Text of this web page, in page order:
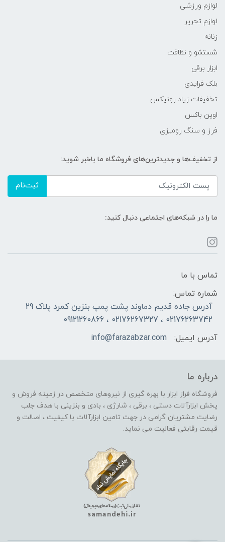
لوازم ورزشی
لوازم تحریر
زنانه
شستشو و نظافت
ابزار برقی
بلک فرایدی
تخفیفات زیاد رونیکس
اوپن باکس
فرز و سنگ رومیزی
از تخفیف‌ها و جدیدترین‌های فروشگاه ما باخبر شوید:
ثبت‌نام
ما را در شبکه‌های اجتماعی دنبال کنید:
تماس با ما
شماره تماس:
آدرس جاده قدیم دماوند پشت پمپ بنزین کمرد پلاک 29
02176263742 ، 02176267327 ، 09121260866
آدرس ایمیل:
info@farazabzar.com
درباره ما
فروشگاه فراز ابزار با بهره گیری از نیروهای متخصص در زمینه فروش و
پخش ابزارآلات دستی ، برقی ، شارژی ، بادی و بنزینی با هدف جلب
رضایت مشتریان گرامی در جهت تامین ابزارآلات با کیفیت ، اصالت و
قیمت رقابتی فعالیت می نماید.